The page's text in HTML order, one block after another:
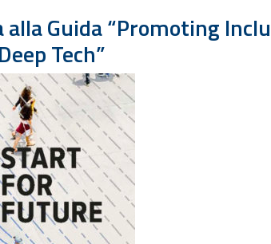
Guida “Promoting
Tech”